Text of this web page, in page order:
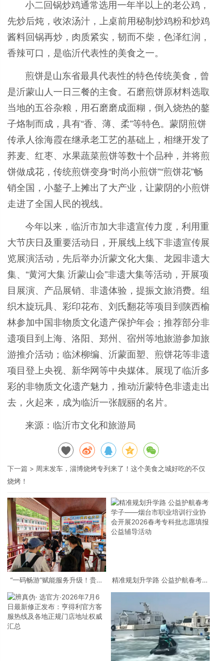
小二回锅炒鸡通常选用一年半以上的老公鸡，
先炒后炖，收浓汤汁，上桌前用秘制炒鸡粉和炒鸡
酱料回锅再炒，肉质紧实，韧而不柴，色泽红润，
香辣可口，是临沂代表性的美食之一。
煎饼是山东省最具代表性的特色传统美食，曾
是沂蒙山人一日三餐的主食。石磨煎饼原材料选取
当地的五谷杂粮，用石磨磨成面糊，倒入烧热的鏊
子烙制而成，具有“香、薄、柔”等特色。蒙阴煎饼
传承人徐海霞在继承老工艺的基础上，相继开发了
荞麦、红枣、水果蔬菜煎饼等数十个品种，并将煎
饼做成花，传统煎饼变身“时尚小煎饼”“煎饼花”畅
销全国，小鏊子上摊出了大产业，让蒙阴的小煎饼
走进了全国人民的视线。
今年以来，临沂市加大非遗宣传力度，利用重
大节庆日及重要活动日，开展线上线下非遗宣传展
览展演活动，先后举办沂蒙文化大集、龙园非遗大
集、“黄河大集 沂蒙山会”非遗大集等活动，开展项
目展演、产品展销、非遗体验，提振文旅消费。组
织木旋玩具、彩印花布、刘氏翻花等项目到陕西榆
林参加中国非物质文化遗产保护年会；推荐部分非
遗项目到上海、洛阳、郑州、宿州等地旅游参加旅
游推介活动；临沭柳编、沂蒙面塑、煎饼花等非遗
项目登上央视、新华网等中央媒体。展现了临沂多
彩的非物质文化遗产魅力，推动沂蒙特色非遗走出
去，火起来，成为临沂一张靓丽的名片。
来源：临沂市文化和旅游局
下一篇 > 周末发车，淄博烧烤专列来了！这个美食之城好吃的不仅
烧烤！
“一码畅游”赋能服务升级！贵阳
慧游玩新模式
精准规划升学路 公益护航春考学
开展2026春考专科批志愿填报公
益辅导活动